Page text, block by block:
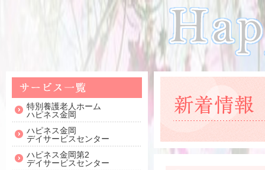
特別養護老人ホーム
ハピネス金岡
ハピネス金岡
デイサービスセンター
ハピネス金岡第2
デイサービスセンター